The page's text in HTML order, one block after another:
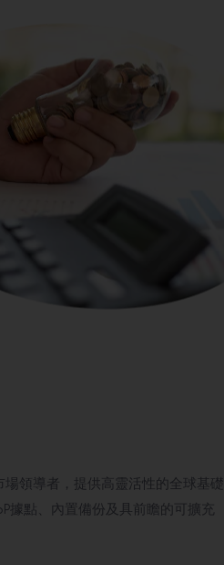
場領導者，提供高靈活性的全球基礎
據點、內置備份及具前瞻的可擴充